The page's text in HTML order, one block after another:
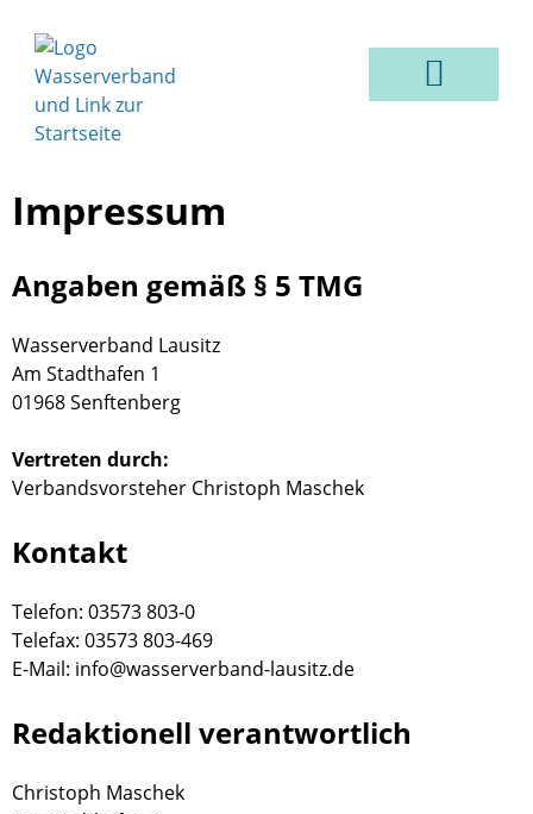
Impressum
Angaben gemäß § 5 TMG
Wasserverband Lausitz
Am Stadthafen 1
01968 Senftenberg
Vertreten durch:
Verbandsvorsteher Christoph Maschek
Kontakt
Telefon: 03573 803-0
Telefax: 03573 803-469
E-Mail: info@wasserverband-lausitz.de
Redaktionell verantwortlich
Christoph Maschek